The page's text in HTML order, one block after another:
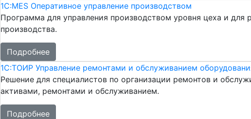
1С:MES Оперативное управление производством
Программа для управления производством уровня цеха и
производства.
Подробнее
1С:ТОИР Управление ремонтами и обслуживанием
Решение для специалистов по организации ремонтов и
активами, ремонтами и обслуживанием.
Подробнее